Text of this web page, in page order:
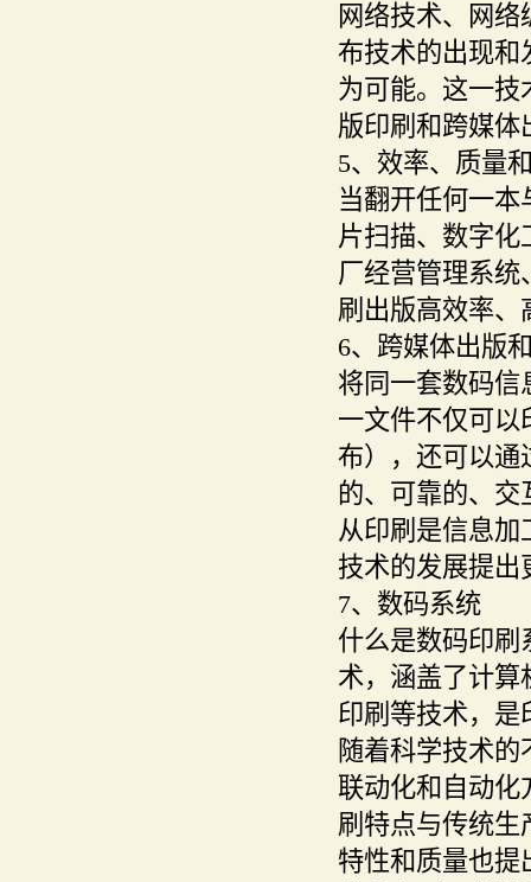
网络技术、网
布技术的出现和
为可能。这一技
版印刷和跨媒体
5、效率、质量
当翻开任何一
片扫描、数字化
厂经营管理系统
刷出版高效率、
6、跨媒体出版
将同一套数码信
一文件不仅可以
布），还可以通
的、可靠的、
从印刷是信息加
技术的发展提出
7、数码系统
什么是数码印刷
术，涵盖了计算
印刷等技术，是
随着科学技术
联动化和自动化
刷特点与传统生
特性和质量也提